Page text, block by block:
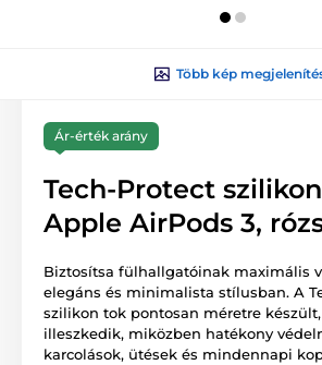
Több kép
Ár-érték arány
Tech-Protect
Apple AirPods 3,
Biztosítsa fülhallgatóinak maximális
elegáns és minimalista stílusban. A
szilikon tok pontosan méretre
illeszkedik, miközben hatékony
karcolások, ütések és mindennapi